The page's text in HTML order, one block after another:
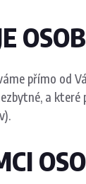
přímo od
a